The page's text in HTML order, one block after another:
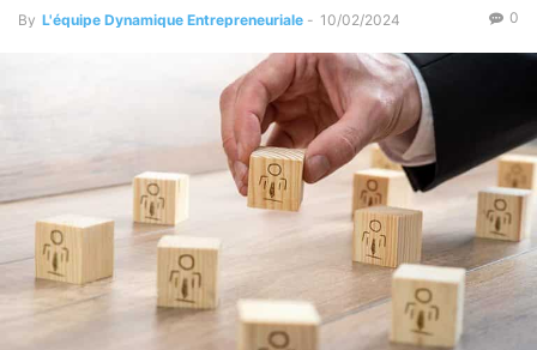
By L'équipe Dynamique Entrepreneuriale - 10/02/2024 0